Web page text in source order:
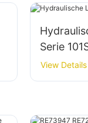
Serie
View Details